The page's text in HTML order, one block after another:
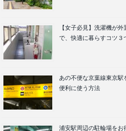
【女子必見】洗濯機が
で、快適に暮らすコツ３
あの不便な京葉線東京駅
便利に使う方法
浦安駅周辺の駐輪場をお